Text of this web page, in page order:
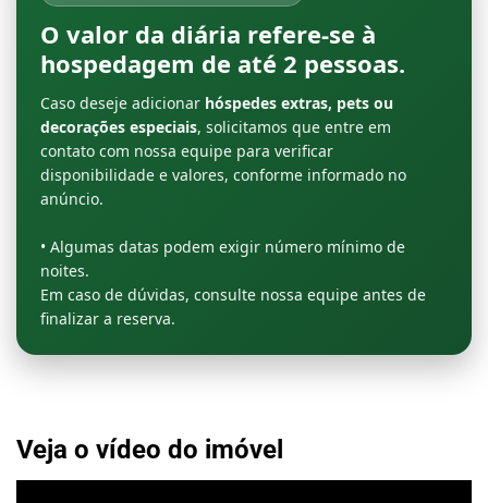
O valor da diária refere-se à
hospedagem de até 2 pessoas.
Caso deseje adicionar hóspedes extras, pets ou
decorações especiais, solicitamos que entre em
contato com nossa equipe para verificar
disponibilidade e valores, conforme informado no
anúncio.
• Algumas datas podem exigir número mínimo de
noites.
Em caso de dúvidas, consulte nossa equipe antes de
finalizar a reserva.
Veja o vídeo do imóvel